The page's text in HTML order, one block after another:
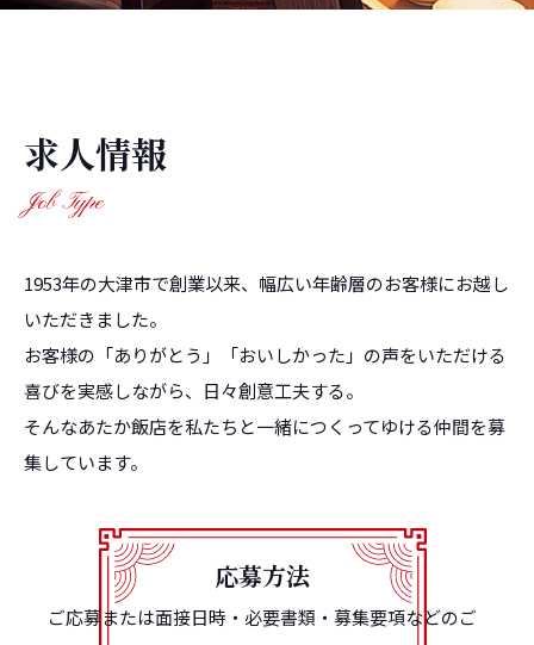
求人情報
Job Type
1953年の大津市で創業以来、幅広い年齢層のお客様にお越し
いただきました。
お客様の「ありがとう」「おいしかった」の声をいただける
喜びを実感しながら、日々創意工夫する。
そんなあたか飯店を私たちと一緒につくってゆける仲間を募
集しています。
応募方法
ご応募または面接日時・必要書類・募集要項などのご